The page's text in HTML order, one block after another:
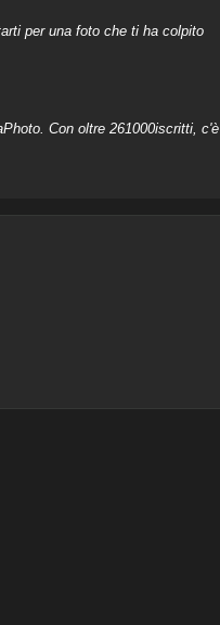
per una foto che ti ha colpito
Con oltre 261000iscritti, c'è